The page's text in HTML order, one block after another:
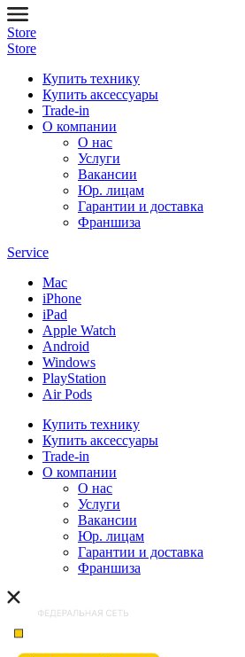
Store
Store
Купить технику
Купить аксессуары
Trade-in
О компании
О нас
Услуги
Вакансии
Юр. лицам
Гарантии и доставка
Франшиза
Service
Mac
iPhone
iPad
Apple Watch
Android
Windows
PlayStation
Air Pods
Купить технику
Купить аксессуары
Trade-in
О компании
О нас
Услуги
Вакансии
Юр. лицам
Гарантии и доставка
Франшиза